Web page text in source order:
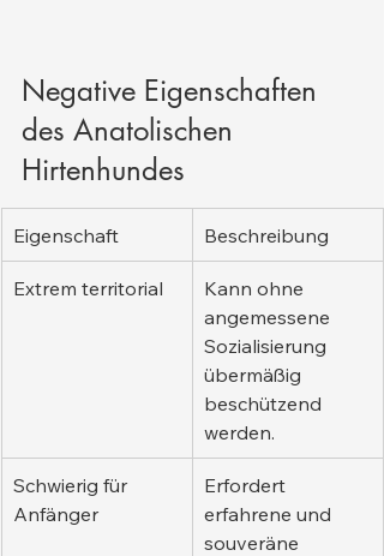
Negative Eigenschaften
des Anatolischen
Hirtenhundes
Eigenschaft Beschreibung
Extrem territorial
Kann ohne
angemessene
Sozialisierung
übermäßig
beschützend
werden.
Schwierig für
Anfänger
Erfordert
erfahrene und
souveräne